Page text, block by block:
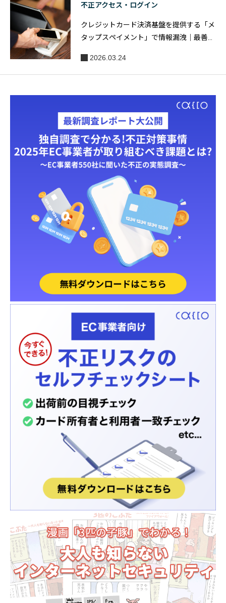
不正アクセス・ログイン
クレジットカード決済基盤を提供する「メ
タップスペイメント」で情報漏洩｜最善の
2026.03.24